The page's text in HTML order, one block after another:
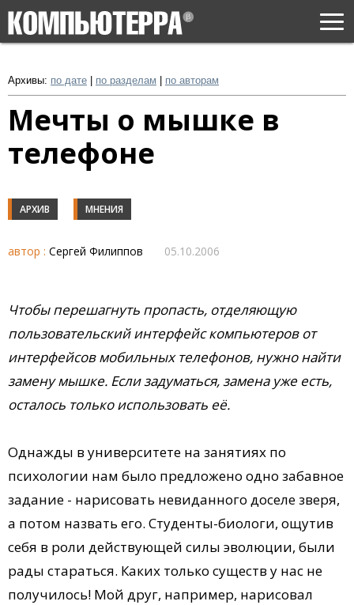
Архивы: по дате по разделам по авторам
Мечты о мышке в
телефоне
АРХИВ МНЕНИЯ
автор : Сергей Филиппов 05.10.2006
Чтобы перешагнуть пропасть, отделяющую
пользовательский интерфейс компьютеров от
интерфейсов мобильных телефонов, нужно найти
замену мышке. Если задуматься, замена уже есть,
осталось только использовать её.
Однажды в университете на занятиях по
психологии нам было предложено одно забавное
задание - нарисовать невиданного доселе зверя,
а потом назвать его. Студенты-биологи, ощутив
себя в роли действующей силы эволюции, были
рады стараться. Каких только существ у нас не
получилось! Мой друг, например, нарисовал